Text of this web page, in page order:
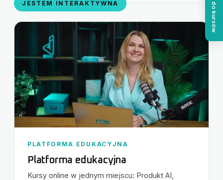
JESTEM INTERAKTYWNA
PLATFORMA EDUKACYJNA
Platforma edukacyjna
Kursy online w jednym miejscu: Produkt AI,